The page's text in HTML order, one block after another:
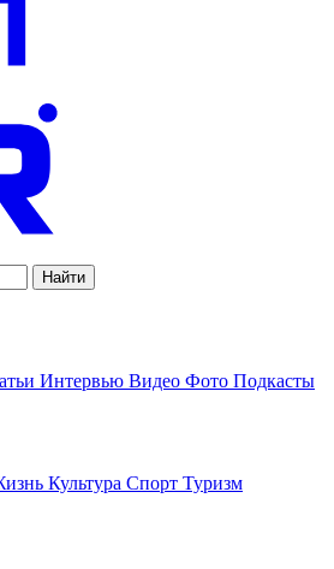
Найти
Интервью Видео Фото Подкасты
Культура Спорт Туризм